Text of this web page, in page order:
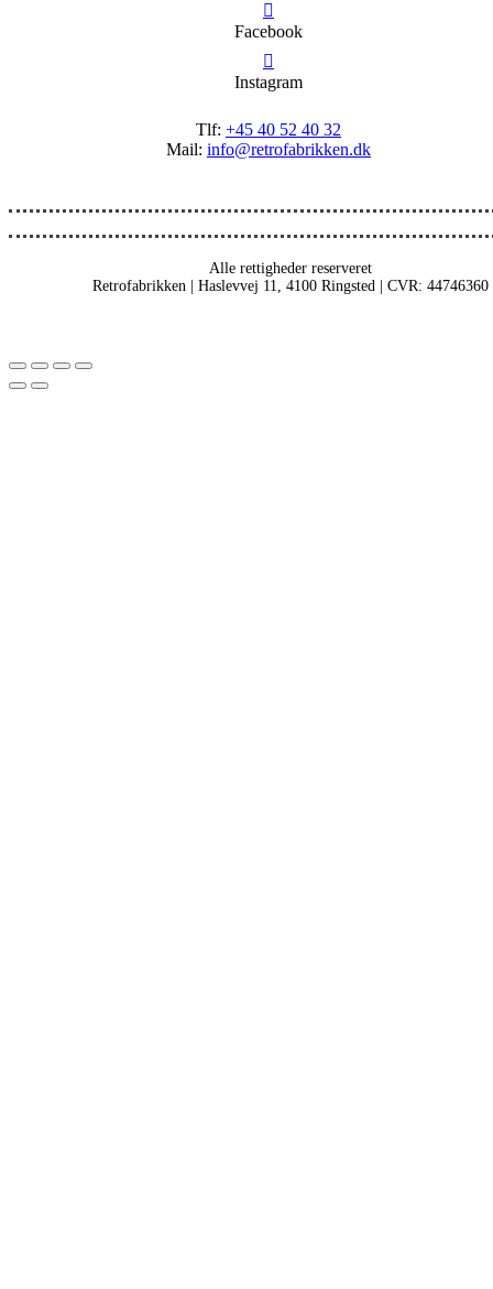
Facebook
Instagram
Tlf: +45 40 52 40 32
Mail: info@retrofabrikken.dk
Alle rettigheder reserveret
Retrofabrikken | Haslevvej 11, 4100 Ringsted | CVR: 44746360